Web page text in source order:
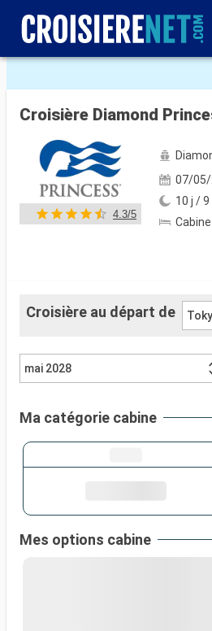
Voir les 44 autres photos
Croisière Diamond
4.3/5
07/05/
10 j / 9
Croisière au départ de
mai 2028
Ma catégorie cabine
Mes options cabine